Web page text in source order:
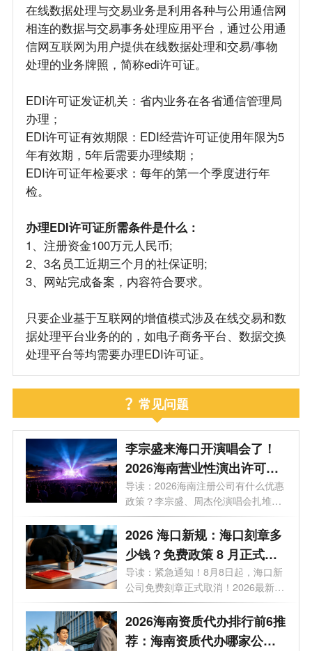
在线数据处理与交易业务是利用各种与公用通信网
相连的数据与交易事务处理应用平台，通过公用通
信网互联网为用户提供在线数据处理和交易/事物
处理的业务牌照，简称edi许可证。
EDI许可证发证机关：省内业务在各省通信管理局
办理；
EDI许可证有效期限：EDI经营许可证使用年限为5
年有效期，5年后需要办理续期；
EDI许可证年检要求：每年的第一个季度进行年
检。
办理EDI许可证所需条件是什么：
1、注册资金100万元人民币;
2、3名员工近期三个月的社保证明;
3、网站完成备案，内容符合要求。
只要企业基于互联网的增值模式涉及在线交易和数
据处理平台业务的的，如电子商务平台、数据交换
处理平台等均需要办理EDI许可证。
常见问题
李宗盛来海口开演唱会了！
2026海南营业性演出许可证
怎么办理？一文看懂海南演
艺补贴申报合规全流程
导读：2026海南注册公司有什么优惠
政策？李宗盛、周杰伦演唱会扎堆，
揭秘...
2026 海口新规：海口刻章多
少钱？免费政策 8 月正式取
消
导读：紧急通知！8月8日起，海口新
公司免费刻章正式取消！2026最新政
策，海...
2026海南资质代办排行前6推
荐：海南资质代办哪家公司